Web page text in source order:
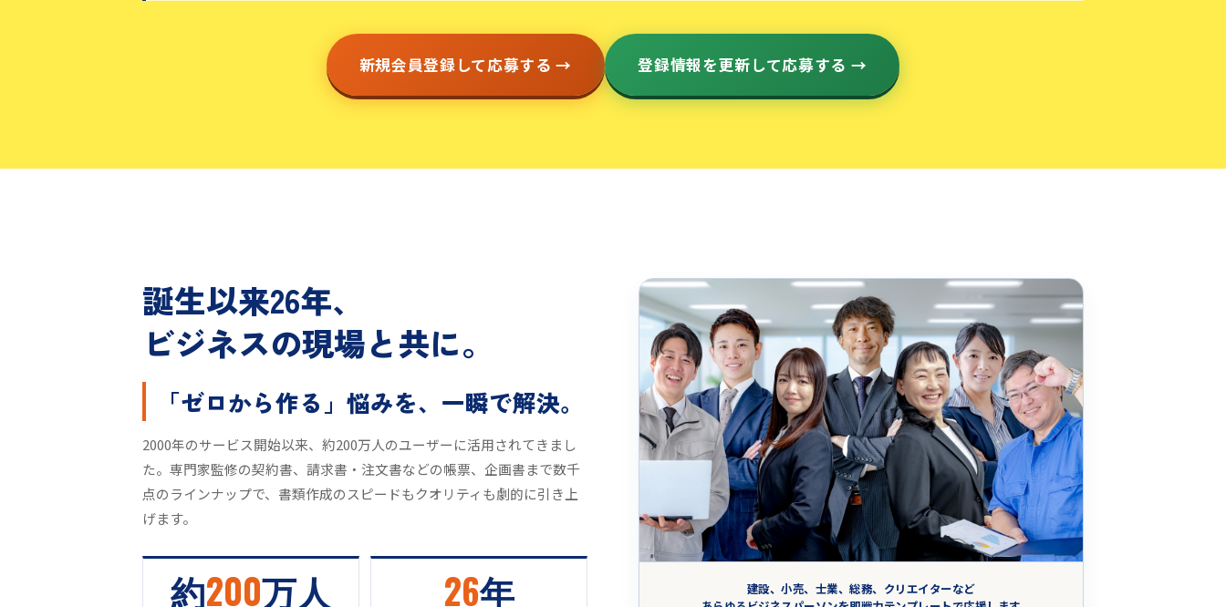
新規会員登録して応募する → 登録情報を更新して応募する →
誕生以来26年、
ビジネスの現場と共に。
「ゼロから作る」悩みを、一瞬で解決。
2000年のサービス開始以来、約200万人のユーザーに活用されてきまし
た。専門家監修の契約書、請求書・注文書などの帳票、企画書まで数千
点のラインナップで、書類作成のスピードもクオリティも劇的に引き上
げます。
約200万人 26年
建設、小売、士業、総務、クリエイターなど